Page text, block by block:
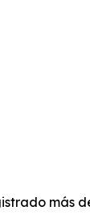
más